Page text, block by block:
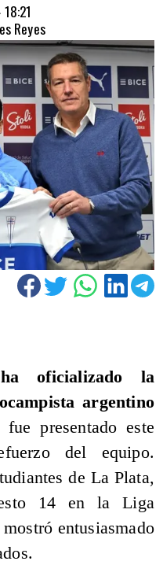
Reyes
oficializado la
argentino
fue presentado este
del equipo.
de La Plata,
14 en la Liga
entusiasmado